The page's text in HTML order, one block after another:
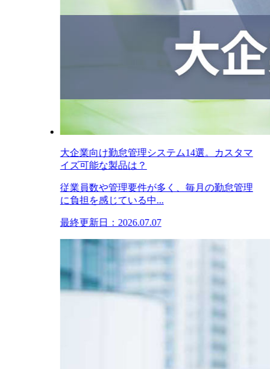
大企業向け勤怠管理システム14選。カスタマ
イズ可能な製品は？
従業員数や管理要件が多く、毎月の勤怠管理
に負担を感じている中...
最終更新日：2026.07.07